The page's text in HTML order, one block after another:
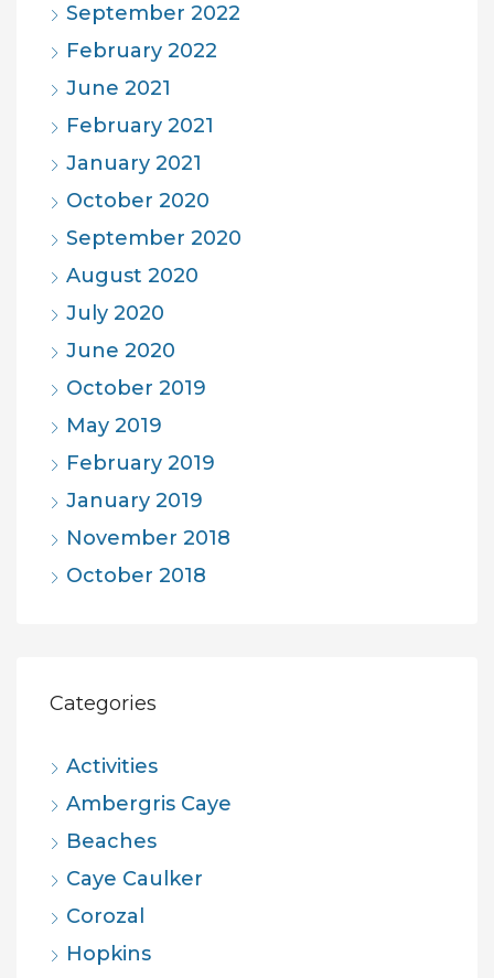
September 2022
February 2022
June 2021
February 2021
January 2021
October 2020
September 2020
August 2020
July 2020
June 2020
October 2019
May 2019
February 2019
January 2019
November 2018
October 2018
Categories
Activities
Ambergris Caye
Beaches
Caye Caulker
Corozal
Hopkins